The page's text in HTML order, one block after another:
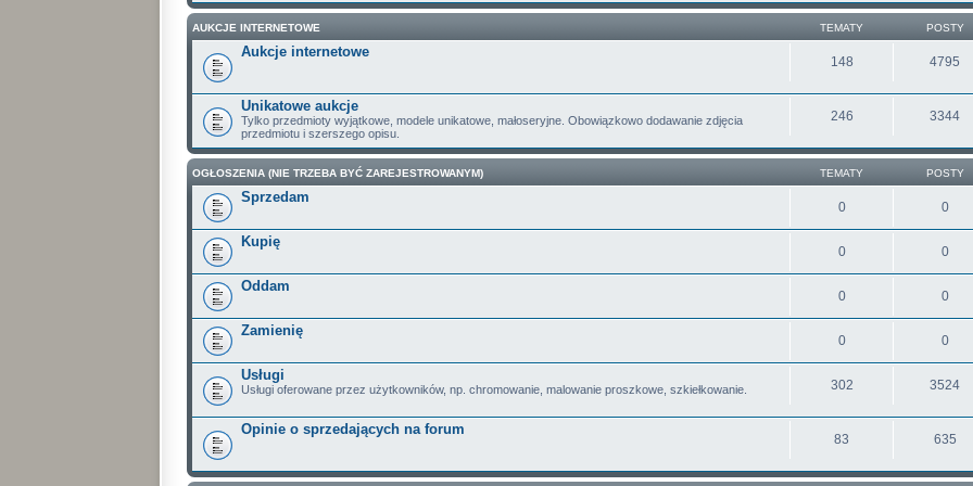
AUKCJE INTERNETOWE TEMATY POSTY
Aukcje internetowe
148 4795
Unikatowe aukcje
Tylko przedmioty wyjątkowe, modele unikatowe, małoseryjne. Obowiązkowo dodawanie zdjęcia
przedmiotu i szerszego opisu.
246 3344
OGŁOSZENIA (NIE TRZEBA BYĆ ZAREJESTROWANYM) TEMATY POSTY
Sprzedam
0 0
Kupię
0 0
Oddam
0 0
Zamienię
0 0
Usługi
Usługi oferowane przez użytkowników, np. chromowanie, malowanie proszkowe, szkiełkowanie. 302 3524
Opinie o sprzedających na forum
83 635